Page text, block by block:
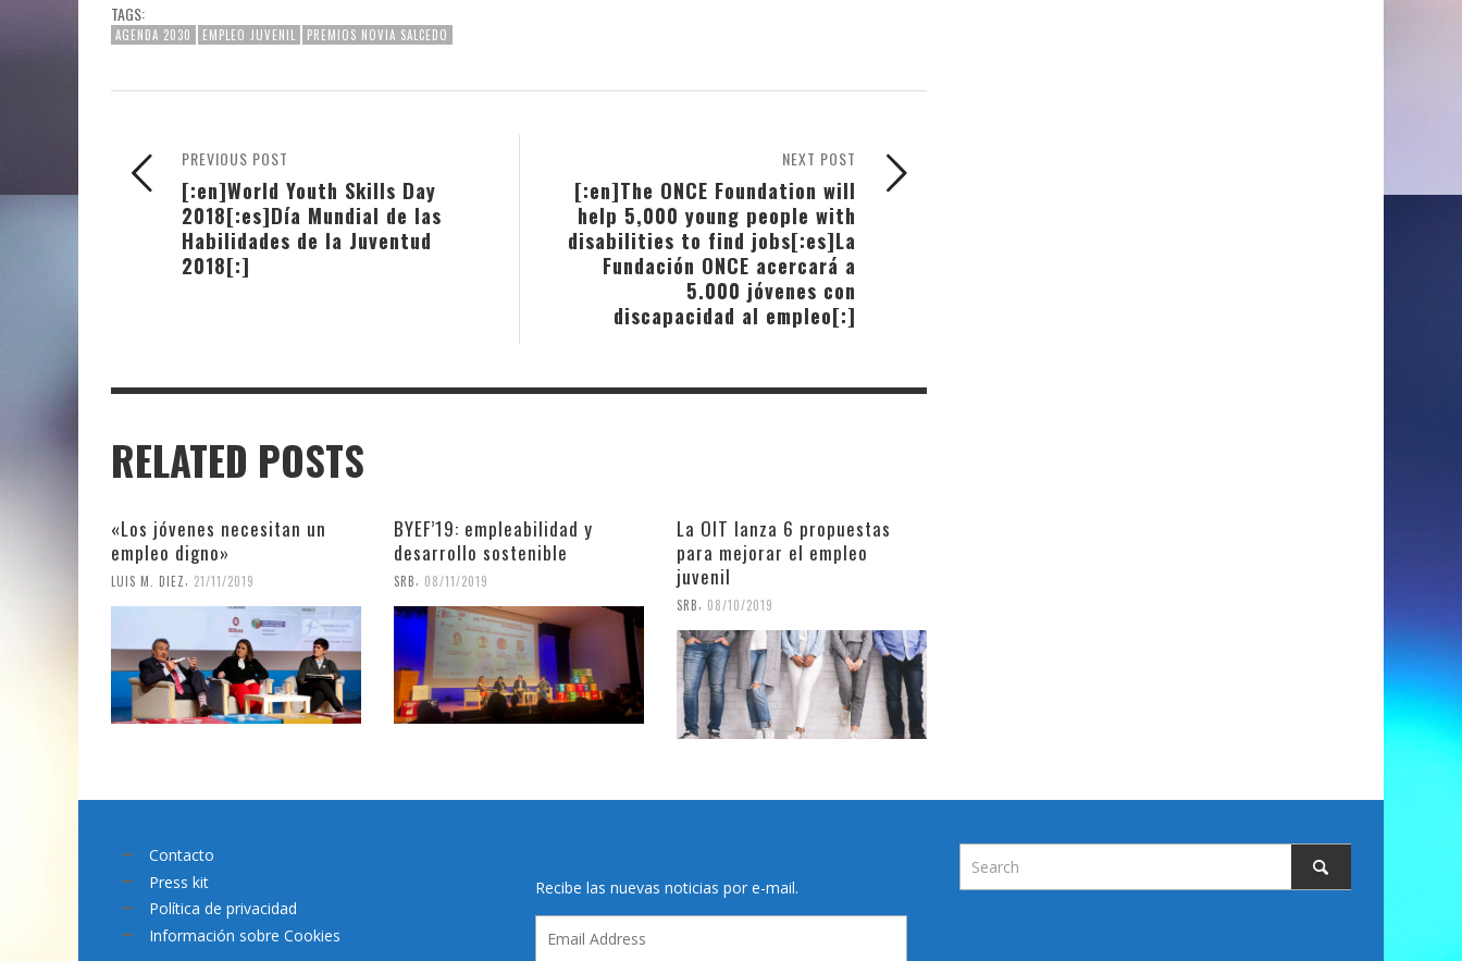
TAGS:
AGENDA 2030 EMPLEO JUVENIL PREMIOS NOVIA SALCEDO
NEXT POST
[:en]The ONCE Foundation will
help 5,000 young people with
disabilities to find jobs[:es]La
Fundación ONCE acercará a
5.000 jóvenes con
discapacidad al empleo[:]
PREVIOUS POST
[:en]World Youth Skills Day
2018[:es]Día Mundial de las
Habilidades de la Juventud
2018[:]
RELATED POSTS
«Los jóvenes necesitan un
empleo digno»
LUIS M. DIEZ, 21/11/2019
BYEF’19: empleabilidad y
desarrollo sostenible
SRB, 08/11/2019
La OIT lanza 6 propuestas
para mejorar el empleo
juvenil
SRB, 08/10/2019
Contacto
Press kit
Política de privacidad
Información sobre Cookies
Recibe las nuevas noticias por e-mail.
Address